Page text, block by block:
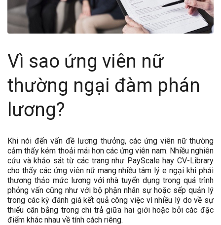
Vì sao ứng viên nữ
thường ngại đàm phán
lương?
Khi nói đến vấn đề lương thưởng, các ứng viên nữ thường
cảm thấy kém thoải mái hơn các ứng viên nam. Nhiều nghiên
cứu và khảo sát từ các trang như PayScale hay CV-Library
cho thấy các ứng viên nữ mang nhiều tâm lý e ngại khi phải
thương thảo mức lương với nhà tuyển dụng trong quá trình
phỏng vấn cũng như với bộ phận nhân sự hoặc sếp quản lý
trong các kỳ đánh giá kết quả công việc vì nhiều lý do về sự
thiếu cân bằng trong chi trả giữa hai giới hoặc bởi các đặc
điểm khác nhau về tính cách riêng.